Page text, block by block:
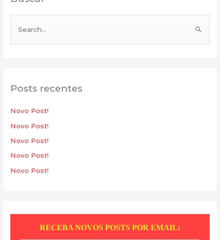
e
u
s
a
r
Posts recentes
Novo Post!
Novo Post!
Novo Post!
Novo Post!
Novo Post!
RECEBA NOVOS POSTS POR EMAIL: